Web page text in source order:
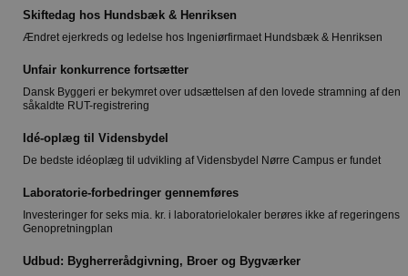
Skiftedag hos Hundsbæk & Henriksen
Ændret ejerkreds og ledelse hos Ingeniørfirmaet Hundsbæk & Henriksen
Unfair konkurrence fortsætter
Dansk Byggeri er bekymret over udsættelsen af den lovede stramning af den
såkaldte RUT-registrering
Idé-oplæg til Vidensbydel
De bedste idéoplæg til udvikling af Vidensbydel Nørre Campus er fundet
Laboratorie-forbedringer gennemføres
Investeringer for seks mia. kr. i laboratorielokaler berøres ikke af regeringens
Genopretningplan
Udbud: Bygherrerådgivning, Broer og Bygværker